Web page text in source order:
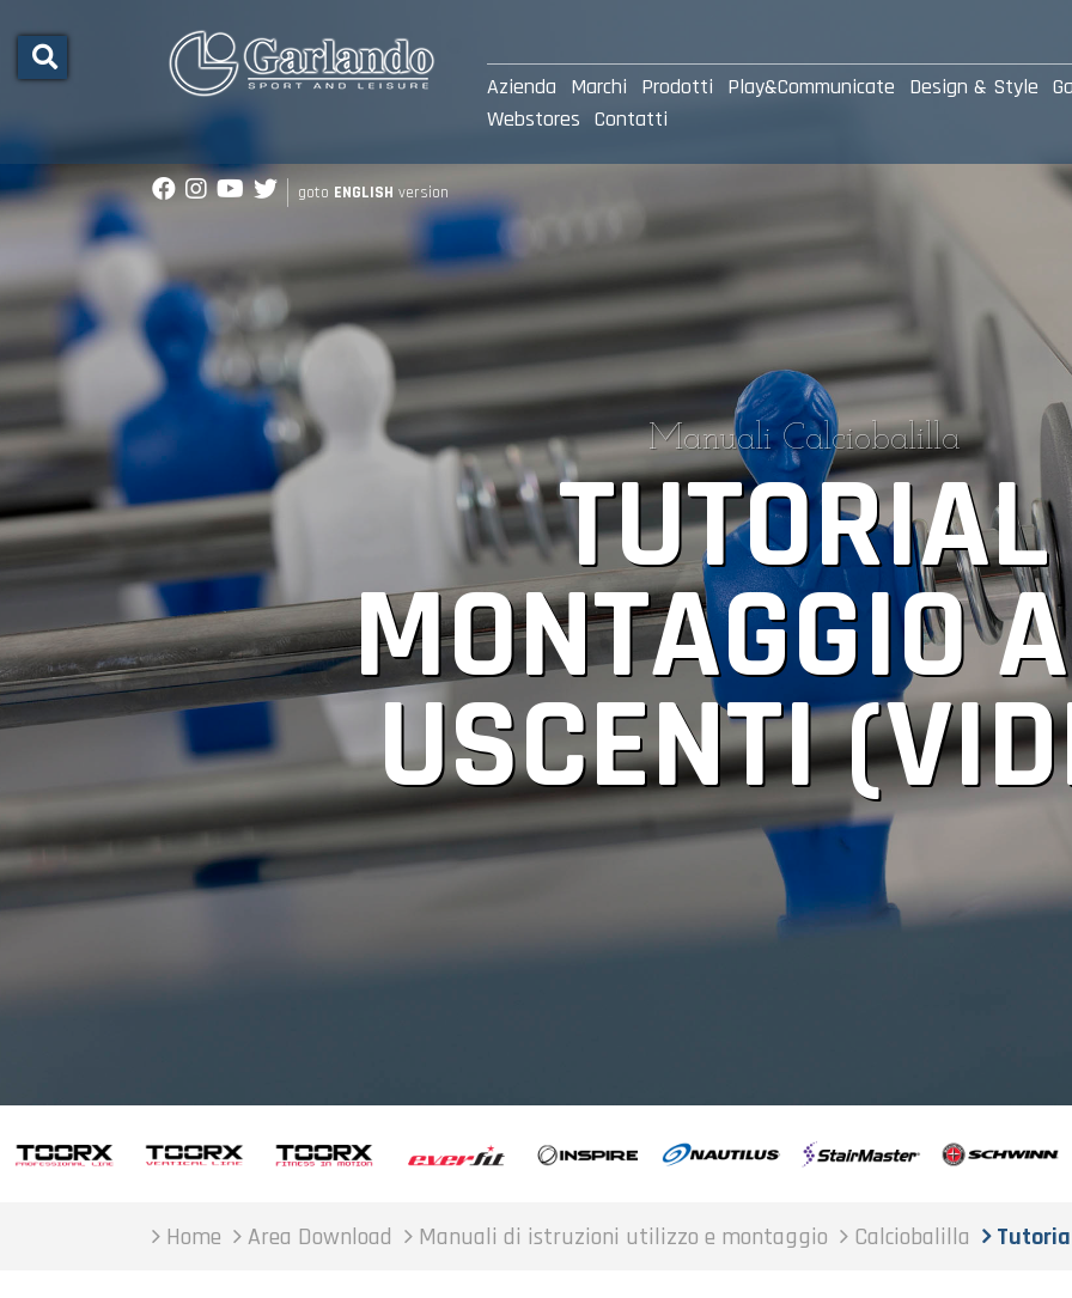
Azienda Marchi Prodotti Play&Communicate Design & Style
Webstores Contatti
goto ENGLISH version
Manuali Calciobalilla
TUTORIAL
MONTAGGIO
USCENTI
Home Area Download Manuali di istruzioni utilizzo e montaggio Calciobalilla